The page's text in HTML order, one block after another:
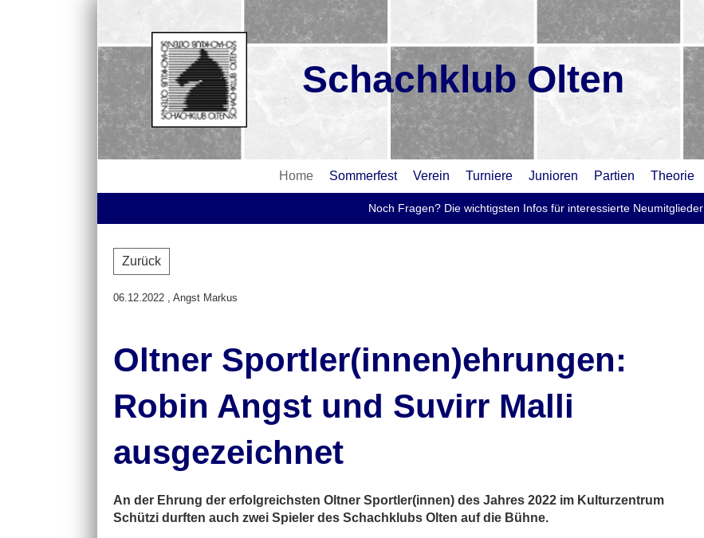
Schachklub Olten
Home Sommerfest Verein Turniere Junioren Partien Theorie
Noch Fragen? Die wichtigsten Infos für interessierte Neumitglieder
Zurück
06.12.2022 , Angst Markus
Oltner Sportler(innen)ehrungen:
Robin Angst und Suvirr Malli
ausgezeichnet
An der Ehrung der erfolgreichsten Oltner Sportler(innen) des Jahres 2022 im Kulturzentrum
Schützi durften auch zwei Spieler des Schachklubs Olten auf die Bühne.